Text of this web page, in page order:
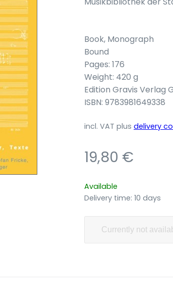
Book, Monograph
Bound
Pages: 176
Weight: 420 g
Edition Gravis Verlag
ISBN: 9783981649338
incl. VAT plus delivery
19,80 €
Available
Delivery time: 10 days
Currently not